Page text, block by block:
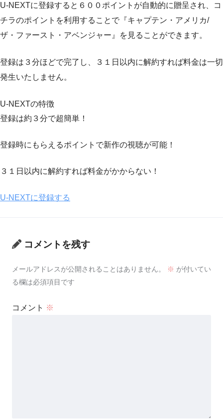
U-NEXTに登録すると６００ポイントが自動的に贈呈され、コ
チラのポイントを利用することで『キャプテン・アメリカ/
ザ・ファースト・アベンジャー』を見ることができます。
登録は３分ほどで完了し、３１日以内に解約すれば料金は一切
発生いたしません。
U-NEXTの特徴
登録は約３分で超簡単！
登録時にもらえるポイントで新作の視聴が可能！
３１日以内に解約すれば料金がかからない！
U-NEXTに登録する
コメントを残す
メールアドレスが公開されることはありません。 ※ が付いてい
る欄は必須項目です
コメント ※